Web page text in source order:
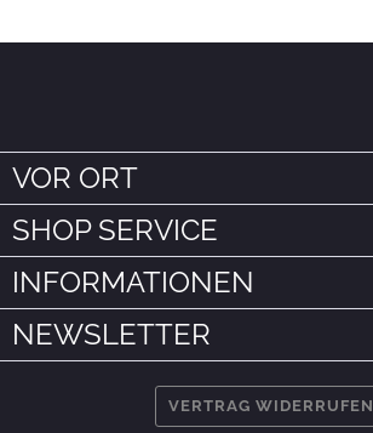
VOR ORT
SHOP SERVICE
INFORMATIONEN
NEWSLETTER
VERTRAG WIDERRUFEN